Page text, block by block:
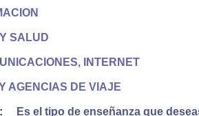
SALUD
INTERNET
AGENCIAS DE VIAJE
Es el tipo de enseñanza que